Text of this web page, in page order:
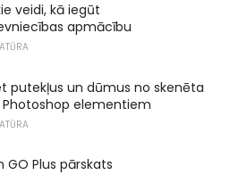
veidi, kā iegūt
apmācību
putekļus un dūmus no skenēta
elementiem
GO Plus pārskats